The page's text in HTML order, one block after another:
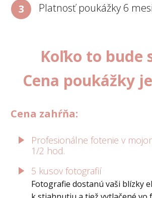
3
Platnosť poukážky 6
Koľko to bude
Cena poukážky
Cena zahŕňa:
Profesionálne fotenie v
1/2 hod.
5 kusov fotografií
Fotografie dostanú vaši blízky